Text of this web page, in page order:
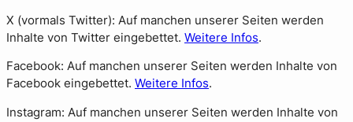
X (vormals Twitter): Auf manchen unserer Seiten werden
Inhalte von Twitter eingebettet. Weitere Infos.
Facebook: Auf manchen unserer Seiten werden Inhalte von
Facebook eingebettet. Weitere Infos.
Instagram: Auf manchen unserer Seiten werden Inhalte von